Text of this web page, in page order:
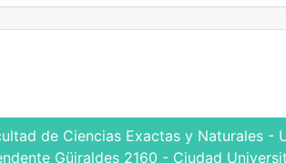
de Ciencias Exactas y Naturales -
Güiraldes 2160 - Ciudad